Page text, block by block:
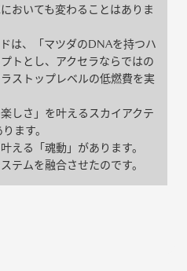
おいても変わることはありま
は、「マツダのDNAを持つハ
トとし、アクセラならではの
ストップレベルの低燃費を実
しさ」を叶えるスカイアクテ
ます。
える「魂動」があります。
テムを融合させたのです。